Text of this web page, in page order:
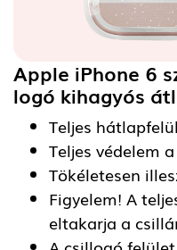
Apple iPhone 6
logó kihagyós
Teljes
Teljes védelem
Tökéletesen
Figyelem! A
eltakarja a